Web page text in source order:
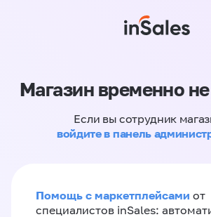
Магазин временно
Если вы сотрудник
войдите в панель
Помощь с маркетплейсами от
специалистов inSales: